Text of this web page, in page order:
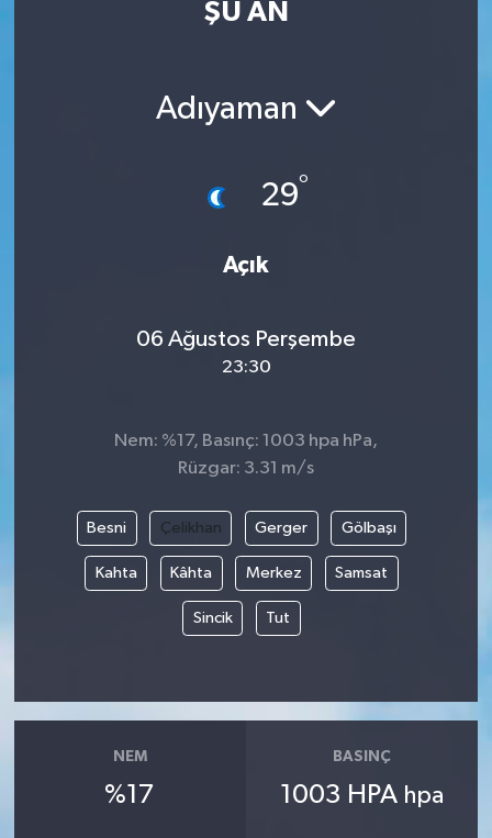
ŞU AN
Adıyaman
29°
Açık
06 Ağustos Perşembe
23:30
Nem: %17, Basınç: 1003 hpa hPa,
Rüzgar: 3.31 m/s
Besni Çelikhan Gerger Gölbaşı
Kahta Kâhta Merkez Samsat
Sincik Tut
NEM
%17
BASINÇ
1003 HPA hpa
Bilim, Teknoloji